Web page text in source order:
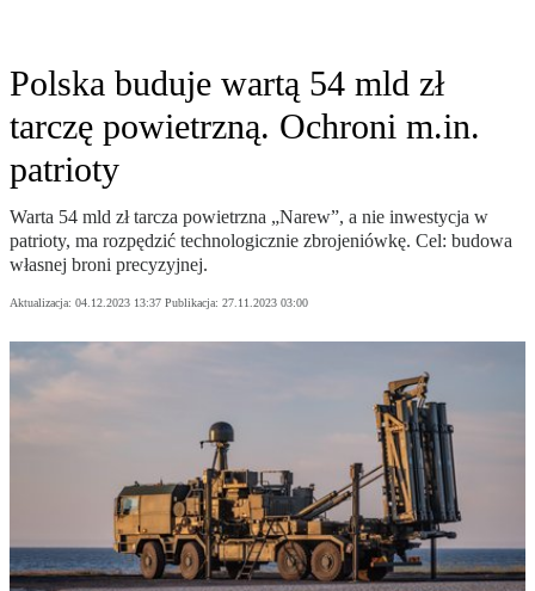
Polska buduje wartą 54 mld zł
tarczę powietrzną. Ochroni m.in.
patrioty
Warta 54 mld zł tarcza powietrzna „Narew”, a nie inwestycja w
patrioty, ma rozpędzić technologicznie zbrojeniówkę. Cel: budowa
własnej broni precyzyjnej.
Aktualizacja: 04.12.2023 13:37 Publikacja: 27.11.2023 03:00